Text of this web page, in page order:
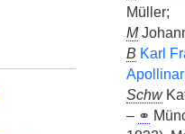
Müller;
M
B Karl
Schw
– ⚭